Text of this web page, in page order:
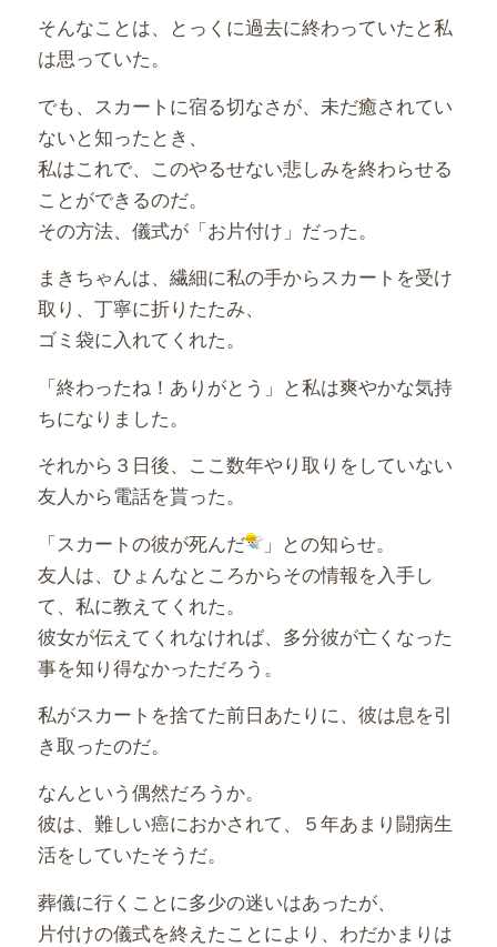
そんなことは、とっくに過去に終わっていたと私
は思っていた。
でも、スカートに宿る切なさが、未だ癒されてい
ないと知ったとき、
私はこれで、このやるせない悲しみを終わらせる
ことができるのだ。
その方法、儀式が「お片付け」だった。
まきちゃんは、繊細に私の手からスカートを受け
取り、丁寧に折りたたみ、
ゴミ袋に入れてくれた。
「終わったね！ありがとう」と私は爽やかな気持
ちになりました。
それから３日後、ここ数年やり取りをしていない
友人から電話を貰った。
「スカートの彼が死んだ
」との知らせ。
友人は、ひょんなところからその情報を入手し
て、私に教えてくれた。
彼女が伝えてくれなければ、多分彼が亡くなった
事を知り得なかっただろう。
私がスカートを捨てた前日あたりに、彼は息を引
き取ったのだ。
なんという偶然だろうか。
彼は、難しい癌におかされて、５年あまり闘病生
活をしていたそうだ。
葬儀に行くことに多少の迷いはあったが、
片付けの儀式を終えたことにより、わだかまりは